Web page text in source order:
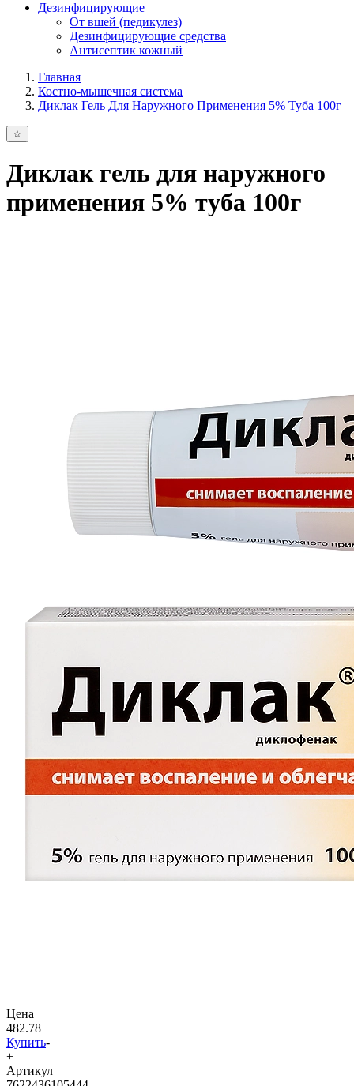
Дезинфицирующие
От вшей (педикулез)
Дезинфицирующие средства
Антисептик кожный
Главная
Костно-мышечная система
Диклак Гель Для Наружного Применения 5% Туба 100г
Диклак гель для наружного
применения 5% туба 100г
Цена
482.78
Купить-
+
Артикул